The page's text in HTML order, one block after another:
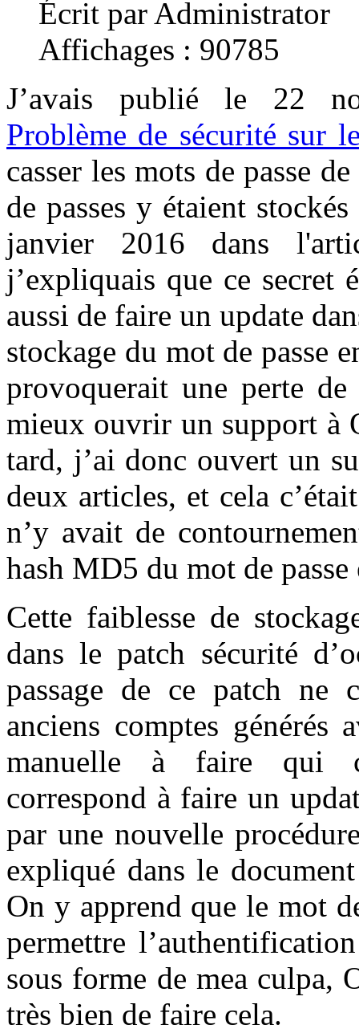
Écrit par Administrator
Affichages : 90785
J’avais publié le 22
Problème de sécurité sur
casser les mots de passe
de passes y étaient
janvier 2016 dans
j’expliquais que ce secret
aussi de faire un update
stockage du mot de passe
provoquerait une perte
mieux ouvrir un support à
tard, j’ai donc ouvert un
deux articles, et cela
n’y avait de
hash MD5 du mot de
Cette faiblesse de
dans le patch sécurité
passage de ce patch ne
anciens comptes
manuelle à faire qui
correspond à faire un
par une nouvelle
expliqué dans le
On y apprend que le mot
permettre
sous forme de mea culpa,
très bien de faire cela.